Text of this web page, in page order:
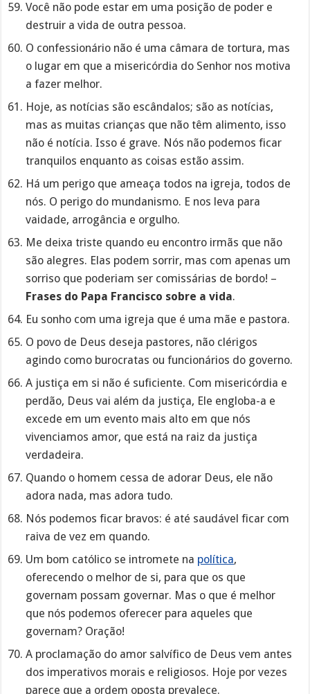
Você não pode estar em uma posição de poder e
destruir a vida de outra pessoa.
O confessionário não é uma câmara de tortura, mas
o lugar em que a misericórdia do Senhor nos motiva
a fazer melhor.
Hoje, as notícias são escândalos; são as notícias,
mas as muitas crianças que não têm alimento, isso
não é notícia. Isso é grave. Nós não podemos ficar
tranquilos enquanto as coisas estão assim.
Há um perigo que ameaça todos na igreja, todos de
nós. O perigo do mundanismo. E nos leva para
vaidade, arrogância e orgulho.
Me deixa triste quando eu encontro irmãs que não
são alegres. Elas podem sorrir, mas com apenas um
sorriso que poderiam ser comissárias de bordo! –
Frases do Papa Francisco sobre a vida.
Eu sonho com uma igreja que é uma mãe e pastora.
O povo de Deus deseja pastores, não clérigos
agindo como burocratas ou funcionários do governo.
A justiça em si não é suficiente. Com misericórdia e
perdão, Deus vai além da justiça, Ele engloba-a e
excede em um evento mais alto em que nós
vivenciamos amor, que está na raiz da justiça
verdadeira.
Quando o homem cessa de adorar Deus, ele não
adora nada, mas adora tudo.
Nós podemos ficar bravos: é até saudável ficar com
raiva de vez em quando.
Um bom católico se intromete na política,
oferecendo o melhor de si, para que os que
governam possam governar. Mas o que é melhor
que nós podemos oferecer para aqueles que
governam? Oração!
A proclamação do amor salvífico de Deus vem antes
dos imperativos morais e religiosos. Hoje por vezes
parece que a ordem oposta prevalece.